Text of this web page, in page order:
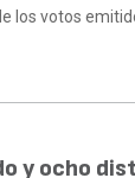
los votos
y ocho